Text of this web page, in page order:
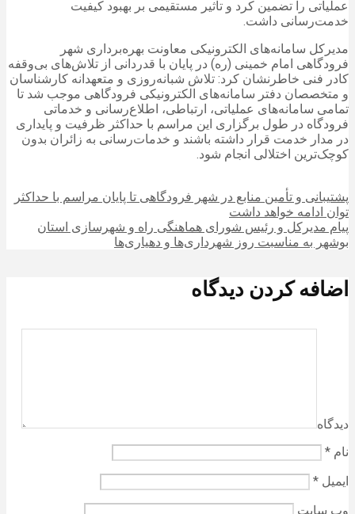
عملیاتی را تضمین کرد و تاثیر مستقیمی بر بهبود کیفیت
خدمت‌رسانی داشت.
مدیرکل سامانه‌های الکترونیکی معاونت بهره‌برداری شهر
فرودگاهی امام خمینی (ره) در پایان با قدردانی از تلاش‌های بی‌وقفه
کادر فنی خاطرنشان کرد: تلاش شبانه‌روزی و متعهدانه کارشناسان
و متخصصان دفتر سامانه‌های الکترونیکی فرودگاهی موجب شد تا
تمامی سامانه‌های عملیاتی، ارتباطی، اطلاع‌رسانی و خدماتی
فرودگاه در طول برگزاری این مراسم با حداکثر ظرفیت و پایداری
در مدار خدمت قرار داشته باشند و خدمات‌رسانی به زائران بدون
کوچک‌ترین اختلالی انجام شود.
پشتیبانی و تأمین منابع در شهر فرودگاهی تا پایان مراسم با حداکثر
توان ادامه خواهد داشت
پیام مدیرکل و رئیس شورای هماهنگی راه و شهرسازی استان
بوشهر به مناسبت روز شهرداری‌ها و دهیاری‌ها
اضافه کردن دیدگاه
دیدگاه
نام *
ایمیل *
وب‌ سایت